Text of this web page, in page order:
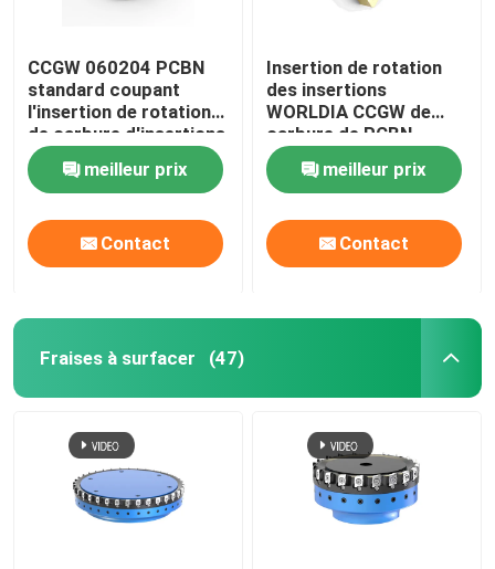
CCGW 060204 PCBN
standard coupant
l'insertion de rotation
de carbure d'insertions
pour en acier trempé
meilleur prix
Contact
Insertion de rotation
des insertions
WORLDIA CCGW de
carbure de PCBN
meilleur prix
Contact
Fraises à surfacer (47)